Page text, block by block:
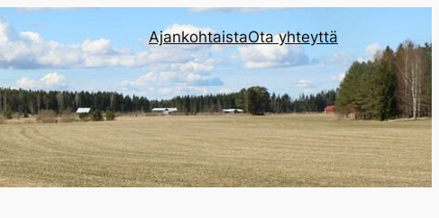
AjankohtaistaOta yhteyttä